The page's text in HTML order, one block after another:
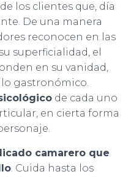
los clientes que, día
De una manera
reconocen en las
superficialidad, el
en su vanidad,
lo gastronómico.
de cada uno
en cierta forma
camarero que
. Cuida hasta los